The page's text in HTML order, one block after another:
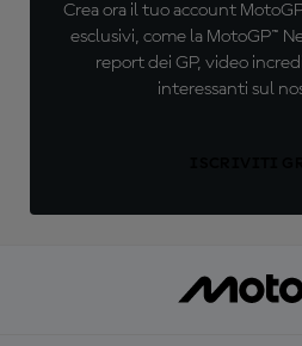
Crea ora il tuo account
esclusivi, come la MotoGP™
report dei GP, video
interessanti sul